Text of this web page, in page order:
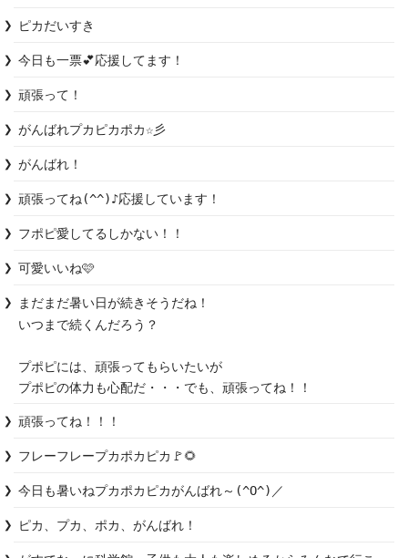
ピカだいすき
今日も一票💕応援してます！
頑張って！
がんばれプカピカポカ☆彡
がんばれ！
頑張ってね(⁠^⁠^⁠)♪応援しています！
フポピ愛してるしかない！！
可愛いいね🩷
まだまだ暑い日が続きそうだね！
いつまで続くんだろう？
プポピには、頑張ってもらいたいが
プポピの体力も心配だ・・・でも、頑張ってね！！
頑張ってね！！！
フレーフレープカポカピカ🚩🌻
今日も暑いねプカポカピカがんばれ～(^O^)／
ピカ、プカ、ポカ、がんばれ！